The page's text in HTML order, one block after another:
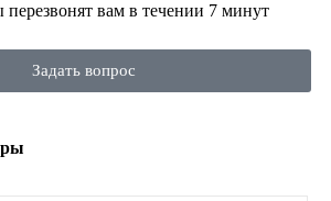
вам в течении 7 минут
Задать вопрос